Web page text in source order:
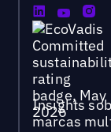
Insights
marcas